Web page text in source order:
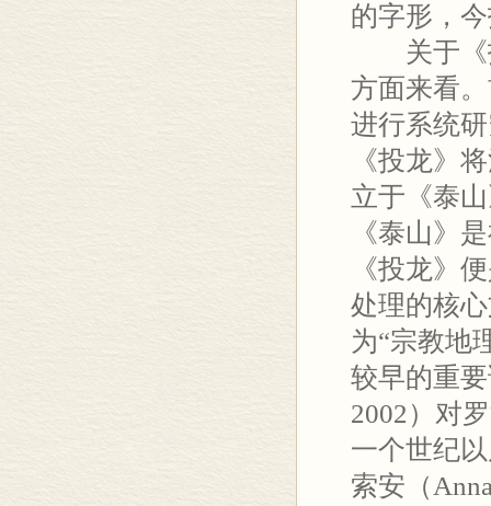
的字形，
关于《投
方面来看
进行系统
《投龙》
立于《泰
《泰山》
《投龙》
处理的核
为“宗教地
较早的重
2002）对
一个世纪
索安（